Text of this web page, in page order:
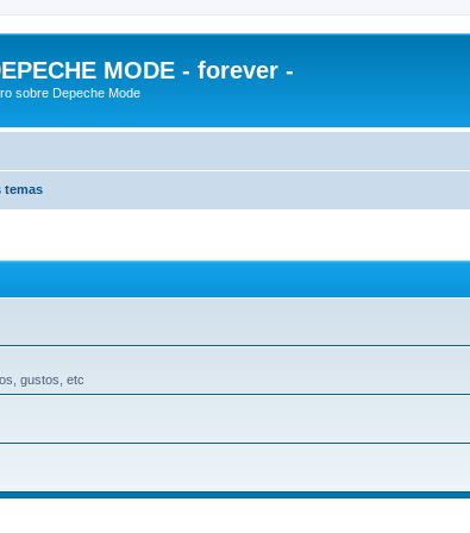
MODE - forever -
sobre Depeche Mode
temas
gustos, etc